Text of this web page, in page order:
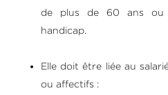
de plus de 60 ans ou
handicap.
Elle doit être liée au
ou affectifs :